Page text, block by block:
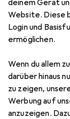
deinem Gerät
Website. Diese
Login und
ermöglichen.
Wenn du allem
darüber hinaus
zu zeigen,
Werbung auf
anzuzeigen.
MENGENRABATT
Pferd
Hieb 1, 200 mm
Preis in EUR inkl.
EUR
8,22